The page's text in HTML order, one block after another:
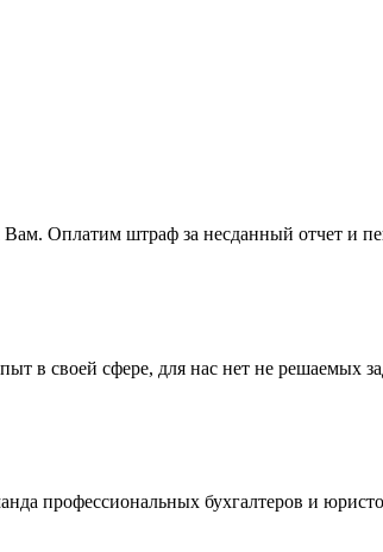
Оплатим штраф за несданный отчет и
своей сфере, для нас нет не решаемых
профессиональных бухгалтеров и